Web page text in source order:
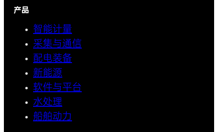
产品
智能计量
采集与通信
配电装备
新能源
软件与平台
水处理
船舶动力